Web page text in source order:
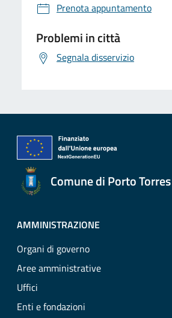
Prenota appuntamento
Problemi in città
Segnala disservizio
Comune di Porto Torres
AMMINISTRAZIONE
Organi di governo
Aree amministrative
Uffici
Enti e fondazioni